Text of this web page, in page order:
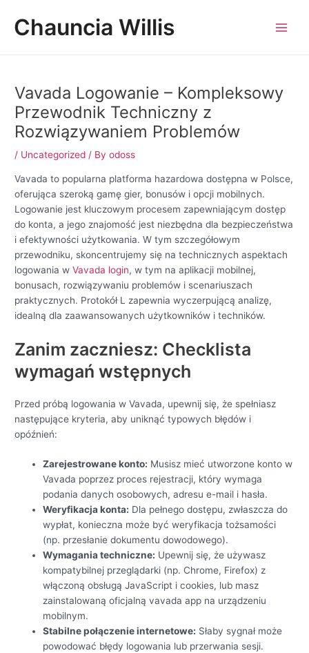
content
Chauncia Willis
Vavada Logowanie – Kompleksowy
Przewodnik Techniczny z
Rozwiązywaniem Problemów
/ Uncategorized / Byodoss
Vavada to popularna platforma hazardowa dostępna w Polsce,
oferująca szeroką gamę gier, bonusów i opcji mobilnych.
Logowanie jest kluczowym procesem zapewniającym dostęp
do konta, a jego znajomość jest niezbędna dla bezpieczeństwa
i efektywności użytkowania. W tym szczegółowym
przewodniku, skoncentrujemy się na technicznych aspektach
logowania wVavada login, w tym na aplikacji mobilnej,
bonusach, rozwiązywaniu problemów i scenariuszach
praktycznych. Protokół L zapewnia wyczerpującą analizę,
idealną dla zaawansowanych użytkowników i techników.
Zanim zaczniesz: Checklista
wymagań wstępnych
Przed próbą logowania w Vavada, upewnij się, że spełniasz
następujące kryteria, aby uniknąć typowych błędów i
opóźnień:
Zarejestrowane konto: Musisz mieć utworzone konto w
Vavada poprzez proces rejestracji, który wymaga
podania danych osobowych, adresu e-mail i hasła.
Weryfikacja konta: Dla pełnego dostępu, zwłaszcza do
wypłat, konieczna może być weryfikacja tożsamości
(np. przesłanie dokumentu dowodowego).
Wymagania techniczne: Upewnij się, że używasz
kompatybilnej przeglądarki (np. Chrome, Firefox) z
włączoną obsługą JavaScript i cookies, lub masz
zainstalowaną oficjalną vavada app na urządzeniu
mobilnym.
Stabilne połączenie internetowe: Słaby sygnał może
powodować błędy logowania lub przerwania sesji.
navigation